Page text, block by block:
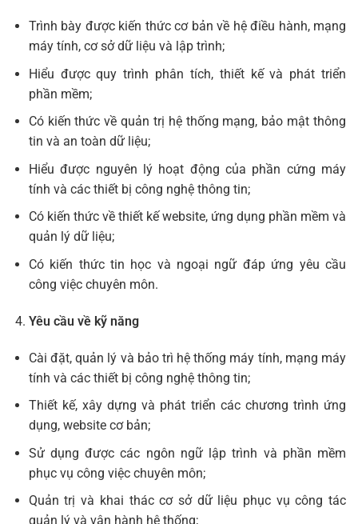
Trình bày được kiến thức cơ bản về hệ điều hành, mạng
máy tính, cơ sở dữ liệu và lập trình;
Hiểu được quy trình phân tích, thiết kế và phát triển
phần mềm;
Có kiến thức về quản trị hệ thống mạng, bảo mật thông
tin và an toàn dữ liệu;
Hiểu được nguyên lý hoạt động của phần cứng máy
tính và các thiết bị công nghệ thông tin;
Có kiến thức về thiết kế website, ứng dụng phần mềm và
quản lý dữ liệu;
Có kiến thức tin học và ngoại ngữ đáp ứng yêu cầu
công việc chuyên môn.
Yêu cầu về kỹ năng
Cài đặt, quản lý và bảo trì hệ thống máy tính, mạng máy
tính và các thiết bị công nghệ thông tin;
Thiết kế, xây dựng và phát triển các chương trình ứng
dụng, website cơ bản;
Sử dụng được các ngôn ngữ lập trình và phần mềm
phục vụ công việc chuyên môn;
Quản trị và khai thác cơ sở dữ liệu phục vụ công tác
quản lý và vận hành hệ thống;